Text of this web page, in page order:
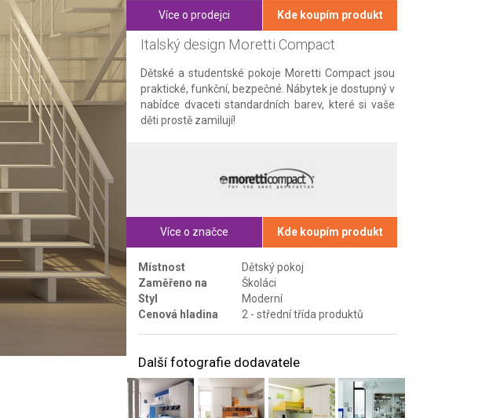
Více o prodejci Kde koupím produkt
Italský design Moretti Compact
Dětské a studentské pokoje Moretti Compact jsou
praktické, funkční, bezpečné. Nábytek je dostupný v
nabídce dvaceti standardních barev, které si vaše
děti prostě zamilují!
Více o značce Kde koupím produkt
Místnost
Dětský pokoj
Zaměřeno na
Školáci
Styl
Moderní
Cenová hladina
2 - střední třída produktů
Další fotografie dodavatele